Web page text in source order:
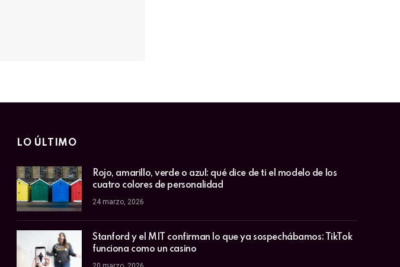
LO ÚLTIMO
Rojo, amarillo, verde o azul: qué dice de ti el modelo de los
cuatro colores de personalidad
24 marzo, 2026
Stanford y el MIT confirman lo que ya sospechábamos: TikTok
funciona como un casino